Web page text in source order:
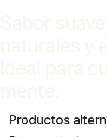
Productos